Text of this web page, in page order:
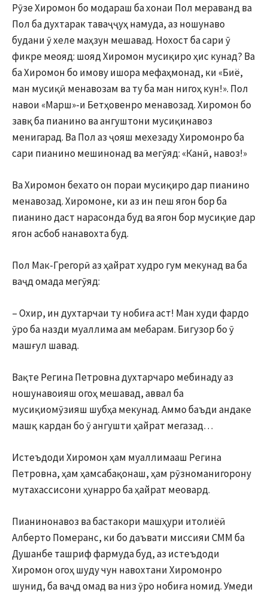
Рӯзе Хиромон бо модараш ба хонаи Пол мераванд ва
Пол ба духтарак таваҷҷуҳ намуда, аз ношунаво
будани ӯ хеле маҳзун мешавад. Нохост ба сари ӯ
фикре меояд: шояд Хиромон мусиқиро ҳис кунад? Ва
ба Хиромон бо имову ишора мефаҳмонад, ки «Биё,
ман мусиқӣ менавозам ва ту ба ман нигоҳ кун!». Пол
навои «Марш»-и Бетҳовенро менавозад. Хиромон бо
завқ ба пианино ва ангуштони мусиқинавоз
менигарад. Ва Пол аз ҷояш мехезаду Хиромонро ба
сари пианино мешинонад ва мегӯяд: «Канӣ, навоз!»
Ва Хиромон бехато он пораи мусиқиро дар пианино
менавозад. Хиромоне, ки аз ин пеш ягон бор ба
пианино даст нарасонда буд ва ягон бор мусиқие дар
ягон асбоб нанавохта буд.
Пол Мак-Грегорӣ аз ҳайрат худро гум мекунад ва ба
ваҷд омада мегӯяд:
– Охир, ин духтарчаи ту нобиға аст! Ман худи фардо
ӯро ба назди муаллима ам мебарам. Бигузор бо ӯ
машғул шавад.
Вақте Регина Петровна духтарчаро мебинаду аз
ношунавоияш огоҳ мешавад, аввал ба
мусиқиомӯзияш шубҳа мекунад. Аммо баъди андаке
машқ кардан бо ӯ ангушти ҳайрат мегазад…
Истеъдоди Хиромон ҳам муаллимааш Регина
Петровна, ҳам ҳамсабақонаш, ҳам рӯзноманигорону
мутахассисони ҳунарро ба ҳайрат меовард.
Пианинонавоз ва бастакори машҳури итолиёӣ
Алберто Померанс, ки бо даъвати миссияи СММ ба
Душанбе ташриф фармуда буд, аз истеъдоди
Хиромон огоҳ шуду чун навохтани Хиромонро
шунид, ба ваҷд омад ва низ ӯро нобиға номид. Умеди